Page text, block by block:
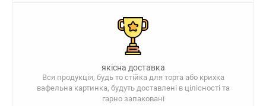
якісна доставка
Вся продукція, будь то стійка для торта або крихка
вафельна картинка, будуть доставлені в цілісності та
гарно запаковані